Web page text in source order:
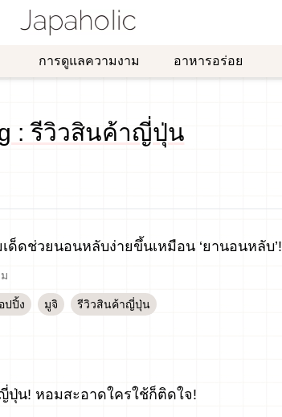
การดูแลความงาม อาหารอร่อย
: รีวิวสินค้าญี่ปุ่น
เด็ดช่วยนอนหลับง่ายขึ้นเหมือน ‘ยานอนหลับ’!
ปปิ้ง มูจิ รีวิวสินค้าญี่ปุ่น
ปุ่น! หอมสะอาดใครใช้ก็ติดใจ!